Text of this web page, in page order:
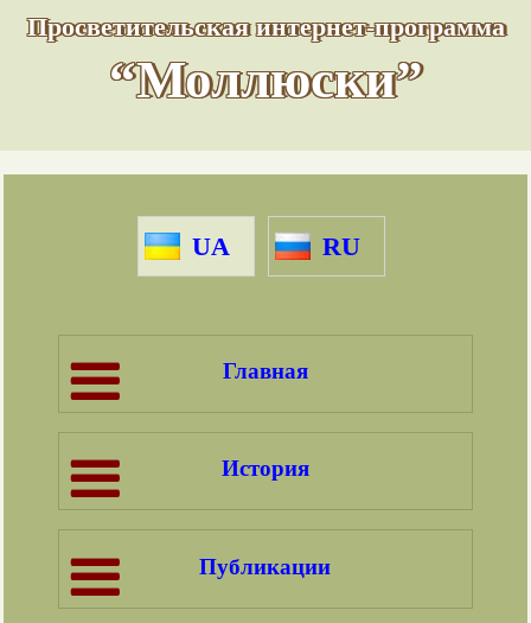
Просветительская интернет-программа
“Моллюски”
UA RU
Главная
История
Публикации